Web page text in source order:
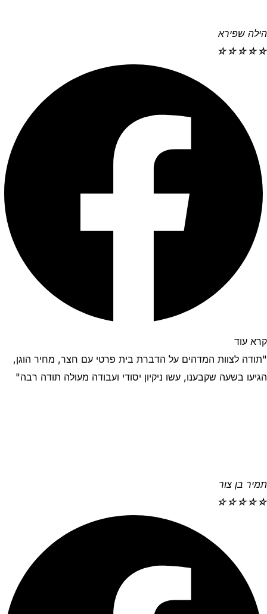
הילה שפירא
☆
☆
☆
☆
☆
קרא עוד
"תודה לצוות המדהים על הדברת בית פרטי עם חצר, מחיר הוגן,
הגיעו בשעה שקבענו, עשו ניקיון יסודי ועבודה מעולה תודה רבה"
תמיר בן צור
☆
☆
☆
☆
☆